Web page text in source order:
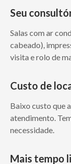
Seu
Salas com ar
cabeado),
visita e rolo de
Custo de
Baixo custo que
atendimento.
necessidade.
Mais tempo